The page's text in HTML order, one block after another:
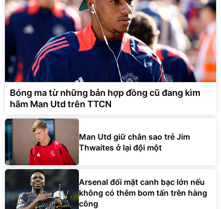
Bóng ma từ những bản hợp đồng cũ đang kìm
hãm Man Utd trên TTCN
Man Utd giữ chân sao trẻ Jim
Thwaites ở lại đội một
Arsenal đối mặt canh bạc lớn nếu
không có thêm bom tấn trên hàng
công